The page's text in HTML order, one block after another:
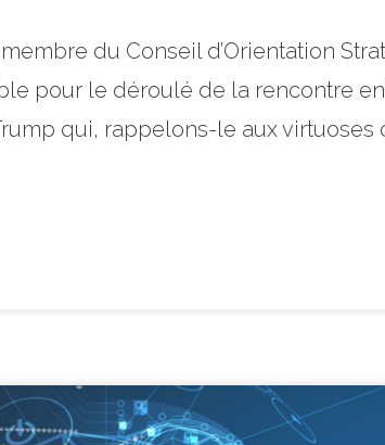
du Conseil d’Orientation
pour le déroulé de la rencontre
qui, rappelons-le aux virtuoses